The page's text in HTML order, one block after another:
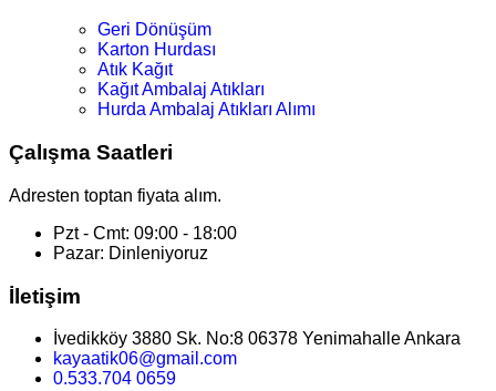
Geri Dönüşüm
Karton Hurdası
Atık Kağıt
Kağıt Ambalaj Atıkları
Hurda Ambalaj Atıkları Alımı
Çalışma Saatleri
Adresten toptan fiyata alım.
Pzt - Cmt: 09:00 - 18:00
Pazar: Dinleniyoruz
İletişim
İvedikköy 3880 Sk. No:8 06378 Yenimahalle Ankara
kayaatik06@gmail.com
0.533.704 0659